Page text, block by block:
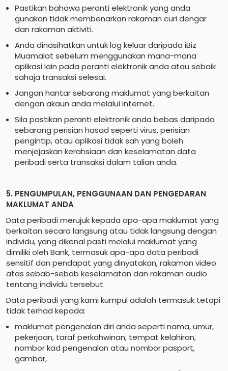
Pastikan bahawa peranti elektronik yang anda
gunakan tidak membenarkan rakaman curi dengar
dan rakaman aktiviti.
Anda dinasihatkan untuk log keluar daripada iBiz
Muamalat sebelum menggunakan mana-mana
aplikasi lain pada peranti elektronik anda atau sebaik
sahaja transaksi selesai.
Jangan hantar sebarang maklumat yang berkaitan
dengan akaun anda melalui internet.
Sila pastikan peranti elektronik anda bebas daripada
sebarang perisian hasad seperti virus, perisian
pengintip, atau aplikasi tidak sah yang boleh
menjejaskan kerahsiaan dan keselamatan data
peribadi serta transaksi dalam talian anda.
5. PENGUMPULAN, PENGGUNAAN DAN PENGEDARAN
MAKLUMAT ANDA
Data peribadi merujuk kepada apa-apa maklumat yang
berkaitan secara langsung atau tidak langsung dengan
individu, yang dikenal pasti melalui maklumat yang
dimiliki oleh Bank, termasuk apa-apa data peribadi
sensitif dan pendapat yang dinyatakan, rakaman video
atas sebab-sebab keselamatan dan rakaman audio
tentang individu tersebut.
Data peribadi yang kami kumpul adalah termasuk tetapi
tidak terhad kepada:
maklumat pengenalan diri anda seperti nama, umur,
pekerjaan, taraf perkahwinan, tempat kelahiran,
nombor kad pengenalan atau nombor pasport,
gambar,